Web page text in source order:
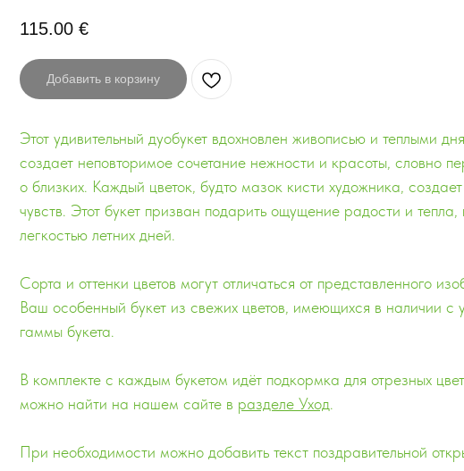
115.00 €
Добавить в корзину
Этот удивительный дуобукет вдохновлен живописью и теплыми
создает неповторимое сочетание нежности и красоты, словно
о близких. Каждый цветок, будто мазок кисти художника,
чувств. Этот букет призван подарить ощущение радости и
легкостью летних дней.
Сорта и оттенки цветов могут отличаться от представленного
Ваш особенный букет из свежих цветов, имеющихся в наличии с
гаммы букета.
В комплекте с каждым букетом идёт подкормка для отрезных
можно найти на нашем сайте в разделе Уход.
При необходимости можно добавить текст поздравительной